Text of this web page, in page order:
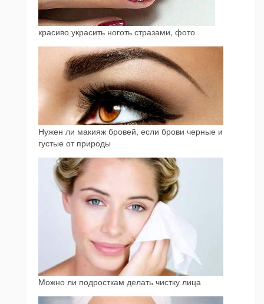
красиво украсить ноготь стразами, фото
Нужен ли макияж бровей, если брови черные и
густые от природы
Можно ли подросткам делать чистку лица